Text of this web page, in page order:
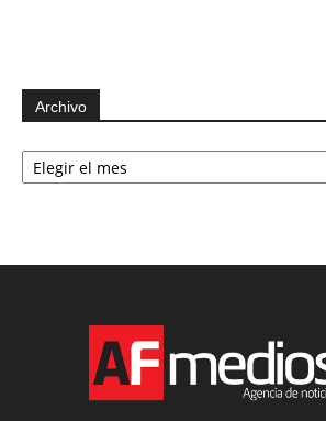
Archivo
Archivo